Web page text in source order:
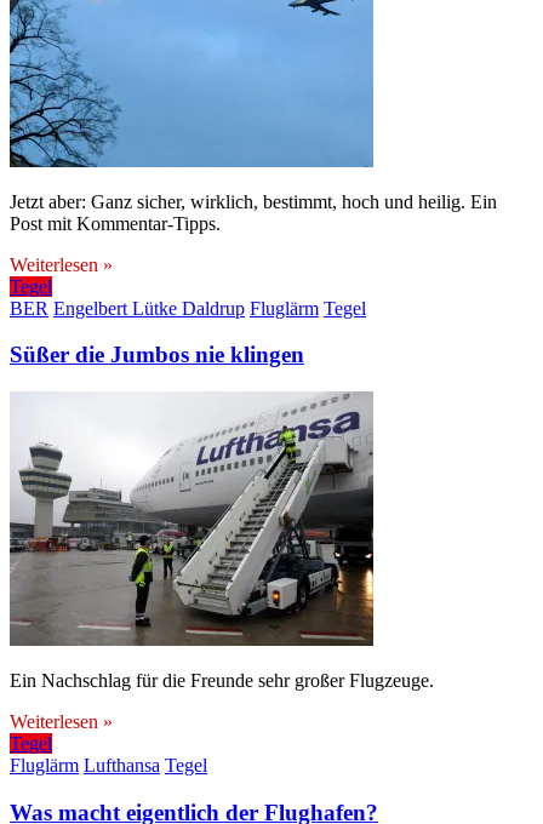
Jetzt aber: Ganz sicher, wirklich, bestimmt, hoch und heilig. Ein
Post mit Kommentar-Tipps.
Weiterlesen »
Tegel
BER Engelbert Lütke Daldrup Fluglärm Tegel
Süßer die Jumbos nie klingen
Ein Nachschlag für die Freunde sehr großer Flugzeuge.
Weiterlesen »
Tegel
Fluglärm Lufthansa Tegel
Was macht eigentlich der Flughafen?